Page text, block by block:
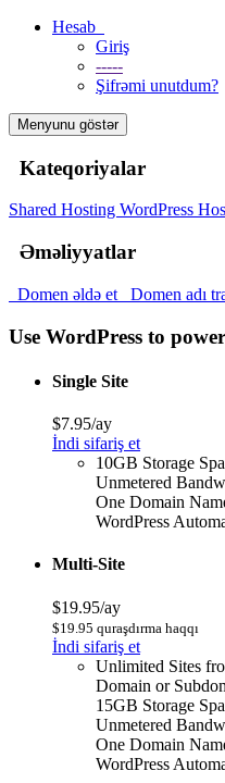
Hesab
Giriş
-----
Şifrəmi unutdum?
Menyunu göstər
Kateqoriyalar
Shared Hosting WordPress
Əməliyyatlar
Domen əldə et Domen adı
Use WordPress to
Single Site
$7.95/ay
İndi sifariş et
10GB Storage
Unmetered
One Domain
WordPress
Multi-Site
$19.95/ay
$19.95 quraşdırma haqqı
İndi sifariş et
Unlimited Sites
Domain or
15GB Storage
Unmetered
One Domain
WordPress